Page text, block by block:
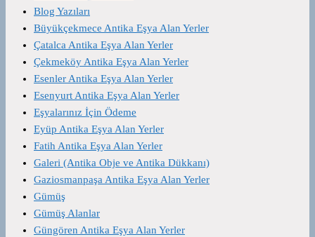
Blog Yazıları
Büyükçekmece Antika Eşya Alan Yerler
Çatalca Antika Eşya Alan Yerler
Çekmeköy Antika Eşya Alan Yerler
Esenler Antika Eşya Alan Yerler
Esenyurt Antika Eşya Alan Yerler
Eşyalarınız İçin Ödeme
Eyüp Antika Eşya Alan Yerler
Fatih Antika Eşya Alan Yerler
Galeri (Antika Obje ve Antika Dükkanı)
Gaziosmanpaşa Antika Eşya Alan Yerler
Gümüş
Gümüş Alanlar
Güngören Antika Eşya Alan Yerler